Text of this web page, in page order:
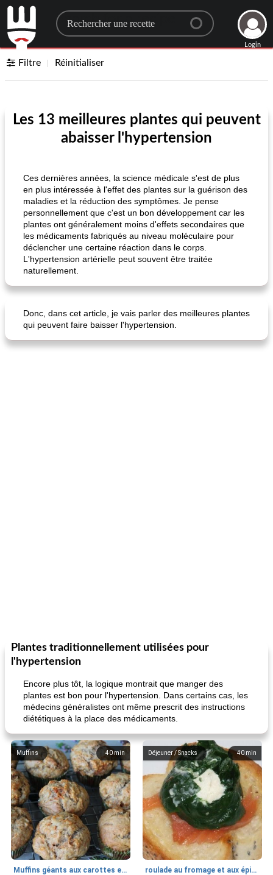
Search for a recipe
Login
Filtre Réinitialiser
Les 13 meilleures plantes qui peuvent
abaisser l'hypertension
Ces dernières années, la science médicale s'est de plus
en plus intéressée à l'effet des plantes sur la guérison des
maladies et la réduction des symptômes. Je pense
personnellement que c'est un bon développement car les
plantes ont généralement moins d'effets secondaires que
les médicaments fabriqués au niveau moléculaire pour
déclencher une certaine réaction dans le corps.
L'hypertension artérielle peut souvent être traitée
naturellement.
Donc, dans cet article, je vais parler des meilleures plantes
qui peuvent faire baisser l'hypertension.
Plantes traditionnellement utilisées pour
l'hypertension
Encore plus tôt, la logique montrait que manger des
plantes est bon pour l'hypertension. Dans certains cas, les
médecins généralistes ont même prescrit des instructions
diététiques à la place des médicaments.
40 min
Muffins
Muffins géants aux carottes et à la banane de Nif
40 min
Déjeuner / Snacks
roulade au fromage et aux épinards